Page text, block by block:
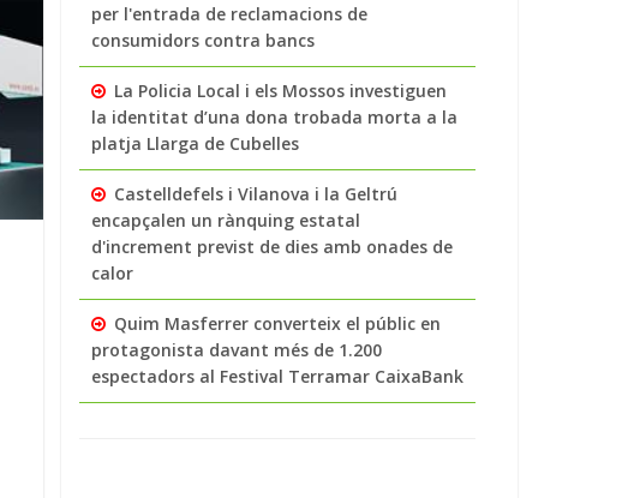
per l'entrada de reclamacions de
consumidors contra bancs
La Policia Local i els Mossos investiguen
la identitat d’una dona trobada morta a la
platja Llarga de Cubelles
Castelldefels i Vilanova i la Geltrú
encapçalen un rànquing estatal
d'increment previst de dies amb onades de
calor
Quim Masferrer converteix el públic en
protagonista davant més de 1.200
espectadors al Festival Terramar CaixaBank